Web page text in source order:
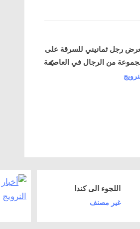
رجل ثمانيني للسرقة على يد
من الرجال في العاصمة
أوسلو
prev
عدد الحاصلين
الجنسية